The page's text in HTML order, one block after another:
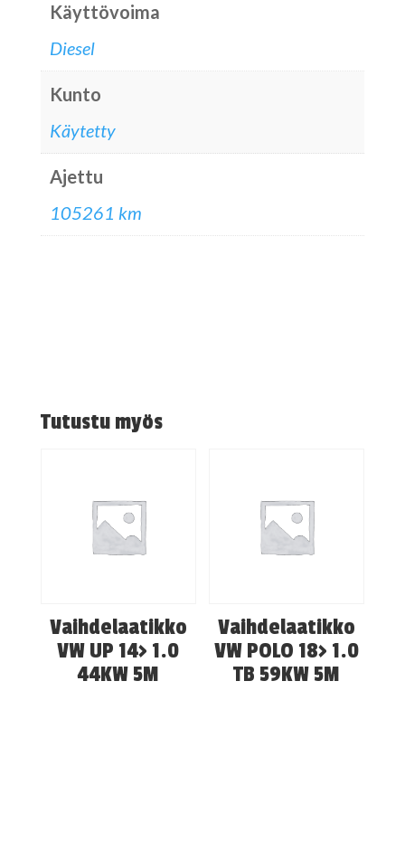
Käyttövoima
Diesel
Kunto
Käytetty
Ajettu
105261 km
Tutustu myös
Vaihdelaatikko
VW UP 14> 1.0
44KW 5M
Vaihdelaatikko
VW POLO 18> 1.0
TB 59KW 5M